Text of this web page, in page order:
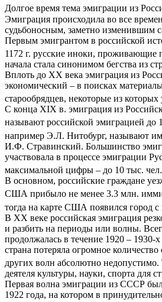
Долгое время тема эмиграции из
Эмиграция происходила во все
судьбоносным, заметно изменившим
Первым эмигрантом в российской
1172 г. русские иноки, проживающие
начала стала синонимом бегства из
Вплоть до XX века эмиграция из
экономический – в поисках
старообрядцев, некоторые из
С конца XIX в. эмиграция из
называют российской эмиграцией до
например Э.Л. Нитобург, называют
И.Ф. Стравинский. Большинство
участвовала в процессе эмиграции
максимальной цифры – до 10 тыс. чел.
В основном, российские граждане
США прибыло не менее 3.3 млн.
тогда на карте США появился город
В XX веке российская эмиграция
и разбить на периоды или волны.
продолжалась в течение 1920 –
страна потеряла огромное
других волн абсолютно
деятеля культуры, науки, спорта для
Первая волна эмиграции из СССР
1922 года, на котором в